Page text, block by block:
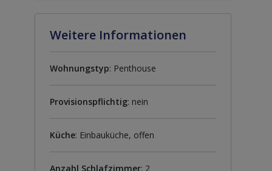
Weitere Informationen
Wohnungstyp: Penthouse
Provisionspflichtig: nein
Küche: Einbauküche, offen
Anzahl Schlafzimmer: 2